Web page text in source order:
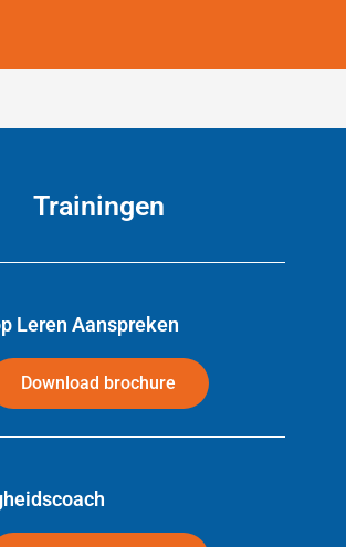
Trainingen
Leren Aanspreken
Download brochure